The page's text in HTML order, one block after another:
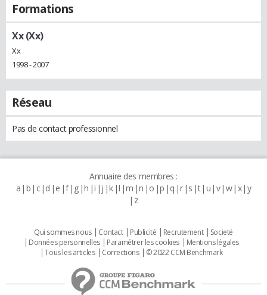
Formations
Xx (Xx)
Xx
1998 - 2007
Réseau
Pas de contact professionnel
Annuaire des membres :
a b c d e f g h i j k l m n o p q r s t u v w x y
z
Qui sommes nous Contact Publicité Recrutement
Societé
Données personnelles
Paramétrer les cookies
Mentions légales
Tous les articles
Corrections © 2022 CCM Benchmark